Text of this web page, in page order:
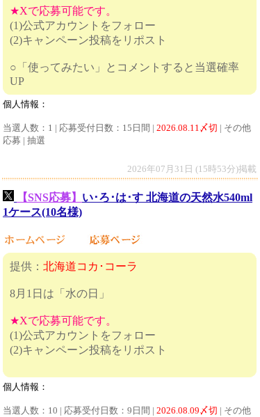
★Xで応募可能です。
(1)公式アカウントをフォロー
(2)キャンペーン投稿をリポスト
○「使ってみたい」とコメントすると当選確率
UP
個人情報：
当選人数：1 | 応募受付日数：15日間 | 2026.08.11〆切 | その他
応募 | 抽選
2026年07月31日 (15時53分)掲載
【SNS応募】 い･ろ･は･す 北海道の天然水540ml
1ケース(10名様)
提供： 北海道コカ･コーラ
8月1日は「水の日」
★Xで応募可能です。
(1)公式アカウントをフォロー
(2)キャンペーン投稿をリポスト
個人情報：
当選人数：10 | 応募受付日数：9日間 | 2026.08.09〆切 | その他